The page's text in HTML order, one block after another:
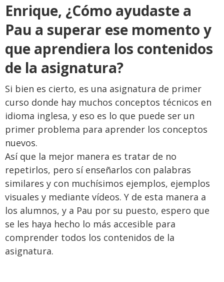
Enrique, ¿Cómo ayudaste a
Pau a superar ese momento y
que aprendiera los contenidos
de la asignatura?
Si bien es cierto, es una asignatura de primer
curso donde hay muchos conceptos técnicos en
idioma inglesa, y eso es lo que puede ser un
primer problema para aprender los conceptos
nuevos.
Así que la mejor manera es tratar de no
repetirlos, pero sí enseñarlos con palabras
similares y con muchísimos ejemplos, ejemplos
visuales y mediante vídeos. Y de esta manera a
los alumnos, y a Pau por su puesto, espero que
se les haya hecho lo más accesible para
comprender todos los contenidos de la
asignatura.